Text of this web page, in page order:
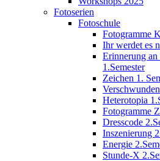
Fotoserien
Fotoschule
Fotogramme
Ihr werdet es
Erinnerung an
1.Semester
Zeichen 1.
Heterotopia
Fotogramme
Dresscode
Inszenierung
Energie
Stunde-X